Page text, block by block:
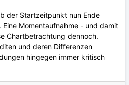
der Startzeitpunkt nun Ende
Momentaufnahme - und damit
Chartbetrachtung dennoch.
und deren Differenzen
hingegen immer kritisch